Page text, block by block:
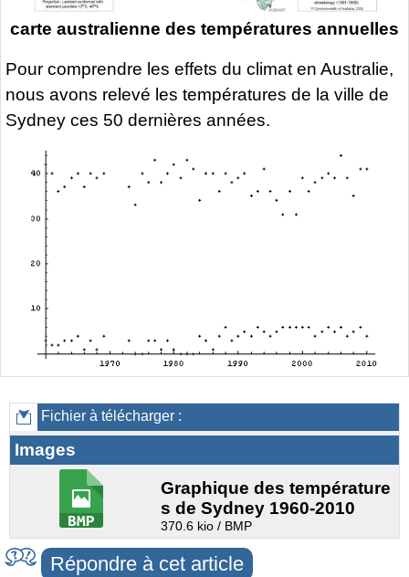
carte australienne des températures annuelles
Pour comprendre les effets du climat en Australie,
nous avons relevé les températures de la ville de
Sydney ces 50 dernières années.
Fichier à télécharger :
Images
Graphique des température
s de Sydney 1960-2010
370.6 kio / BMP
Répondre à cet article